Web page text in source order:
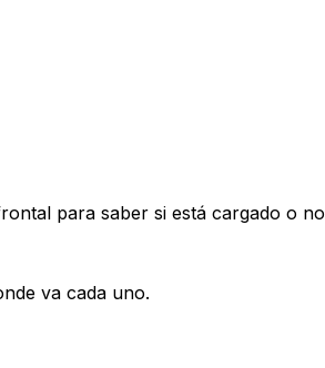
para saber si está cargado o no
va cada uno.